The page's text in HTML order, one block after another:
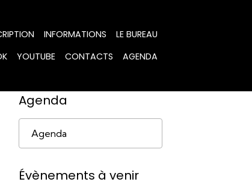
INFORMATIONS
LE BUREAU
YOUTUBE CONTACTS AGENDA
Agenda
Agenda
Évènements à venir